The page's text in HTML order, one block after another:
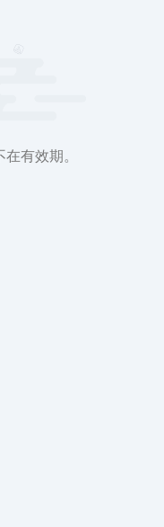
有效期。